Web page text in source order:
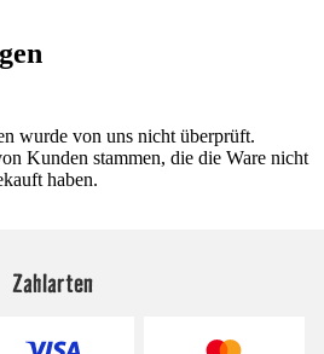
wurde von uns nicht überprüft.
Kunden stammen, die die Ware nicht
haben.
Zahlarten